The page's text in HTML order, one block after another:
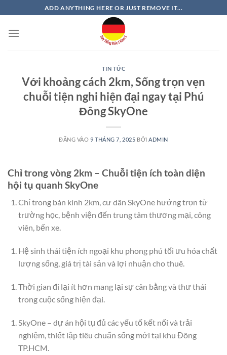
qua
nội
ADD ANYTHING HERE OR JUST REMOVE IT...
TIN TỨC
Với khoảng cách 2km, Sống trọn vẹn
chuỗi tiện nghi hiện đại ngay tại Phú
Đông SkyOne
ĐĂNG VÀO 9 THÁNG 7, 2025 BỞI ADMIN
Chỉ trong vòng 2km – Chuỗi tiện ích toàn diện
hội tụ quanh SkyOne
Chỉ trong bán kính 2km, cư dân SkyOne hưởng trọn từ
trường học, bệnh viện đến trung tâm thương mại, công
viên, bến xe.
Hệ sinh thái tiện ích ngoại khu phong phú tối ưu hóa chất
lượng sống, giá trị tài sản và lợi nhuận cho thuê.
Thời gian đi lại ít hơn mang lại sự cân bằng và thư thái
trong cuộc sống hiện đại.
SkyOne – dự án hội tụ đủ các yếu tố kết nối và trải
nghiệm, thiết lập tiêu chuẩn sống mới tại khu Đông
TP.HCM.